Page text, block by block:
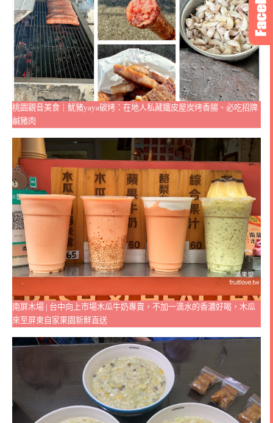
桃園觀音美食｜魷豬yaya碳烤：在地人私藏鐵皮屋炭烤香腸、必吃招牌
鹹豬肉
南屏木場 | 台中向上市場木瓜牛奶專賣，不加一滴水的香濃好喝，木瓜
來至屏東自家果園新鮮直送